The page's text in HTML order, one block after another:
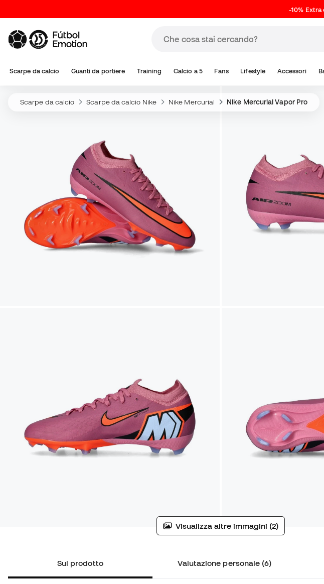
-10% Extra
Scarpe da calcio Guanti da portiere Training Calcio a 5 Fans Lifestyle Accessori
Scarpe da calcio Scarpe da calcio Nike Nike Mercurial Nike Mercurial Vapor Pro
Visualizza altre immagini (2)
Sul prodotto Valutazione personale (6)